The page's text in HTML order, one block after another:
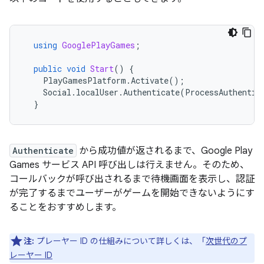
using GooglePlayGames ;
public void Start()
{
PlayGamesPlatform .Activate();
Social . localUser .Authenticate(
}
Authenticate から成功値が返されるまで、Google Play
Games サービス API 呼び出しは行えません。そのため、
コールバックが呼び出されるまで待機画面を表示し、認証
が完了するまでユーザーがゲームを開始できないようにす
ることをおすすめします。
注: プレーヤー ID の仕組みについて詳しくは、「次世代のプ
レーヤー ID